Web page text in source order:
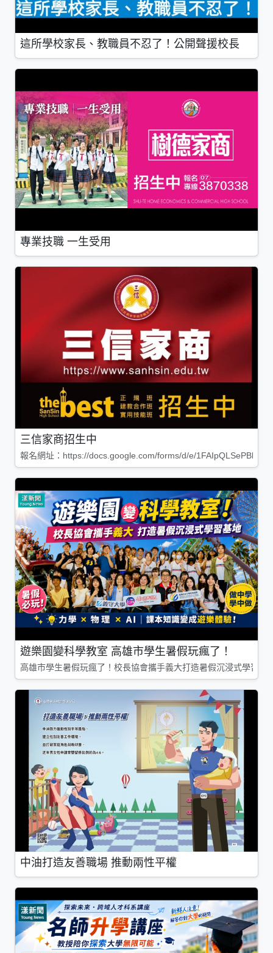
這所學校家長、教職員不忍了！公開聲援校長
專業技職 一生受用
三信家商招生中
報名網址：https://docs.google.com/forms/d/e/
遊樂園變科學教室 高雄市學生暑假玩瘋了！
高雄市學生暑假玩瘋了！校長協會攜手義大打造暑假沉浸式學習基
中油打造友善職場 推動兩性平權